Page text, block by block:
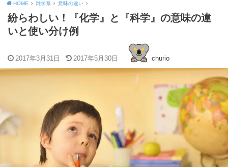
HOME 雑学系 意味の違い
紛らわしい！『化学』と『科学』の意味の違
いと使い分け例
2017年3月31日 2017年5月30日 churio